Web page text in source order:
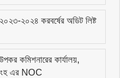
২০২৪ করবর্ষের অডিট লিষ্ট
কমিশনারের কার্যালয়,
এর NOC